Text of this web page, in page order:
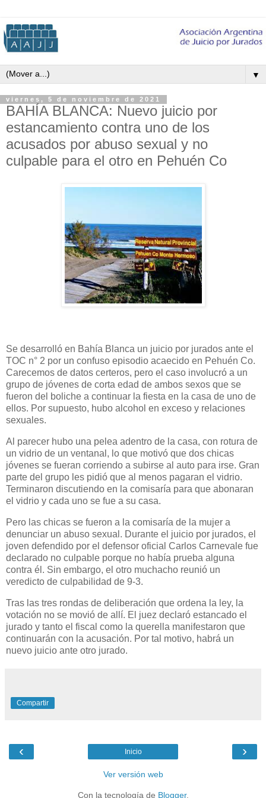
▼
viernes, 5 de noviembre de 2021
BAHÍA BLANCA: Nuevo juicio por
estancamiento contra uno de los
acusados por abuso sexual y no
culpable para el otro en Pehuén Co
Se desarrolló en Bahía Blanca un juicio por jurados ante el
TOC n° 2 por un confuso episodio acaecido en Pehuén Co.
Carecemos de datos certeros, pero el caso involucró a un
grupo de jóvenes de corta edad de ambos sexos que se
fueron del boliche a continuar la fiesta en la casa de uno de
ellos. Por supuesto, hubo alcohol en exceso y relaciones
sexuales.
Al parecer hubo una pelea adentro de la casa, con rotura de
un vidrio de un ventanal, lo que motivó que dos chicas
jóvenes se fueran corriendo a subirse al auto para irse. Gran
parte del grupo les pidió que al menos pagaran el vidrio.
Terminaron discutiendo en la comisaría para que abonaran
el vidrio y cada uno se fue a su casa.
Pero las chicas se fueron a la comisaría de la mujer a
denunciar un abuso sexual. Durante el juicio por jurados, el
joven defendido por el defensor oficial Carlos Carnevale fue
declarado no culpable porque no había prueba alguna
contra él. Sin embargo, el otro muchacho reunió un
veredicto de culpabilidad de 9-3.
Tras las tres rondas de deliberación que ordena la ley, la
votación no se movió de allí. El juez declaró estancado el
jurado y tanto el fiscal como la querella manifestaron que
continuarán con la acusación. Por tal motivo, habrá un
nuevo juicio ante otro jurado.
Compartir
‹ ›
Inicio
Ver versión web
Con la tecnología de Blogger.